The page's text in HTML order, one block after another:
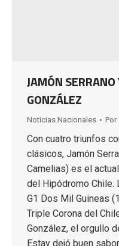
JAMÓN SERRANO
GONZÁLEZ
Noticias Nacionales Por
Con cuatro triunfos
clásicos, Jamón
Camelias) es el
del Hipódromo Chile.
G1 Dos Mil Guineas
Triple Corona del
González, el orgullo
Estay dejó buen